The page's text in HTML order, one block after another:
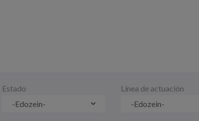
Estado Línea de actuación